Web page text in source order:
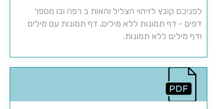
לפניכם קובץ לזיהוי הצליל והאות ב רפה ובו מספר
דפים - דף תמונות ללא מילים, דף תמונות עם מילים
ודף מילים ללא תמונות.